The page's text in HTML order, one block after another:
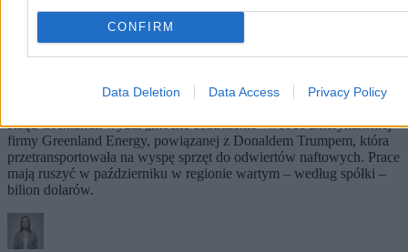
CONFIRM
Data Deletion Data Access Privacy Policy
Trumpem szykuje odwierty naftowe
Rząd Grenlandii wydał „mocne ostrzeżenie” wobec amerykańskiej
firmy Greenland Energy, powiązanej z Donaldem Trumpem, która
przetransportowała na wyspę sprzęt do odwiertów naftowych. Prace
mają ruszyć w październiku w regionie wartym – według spółki –
bilion dolarów.